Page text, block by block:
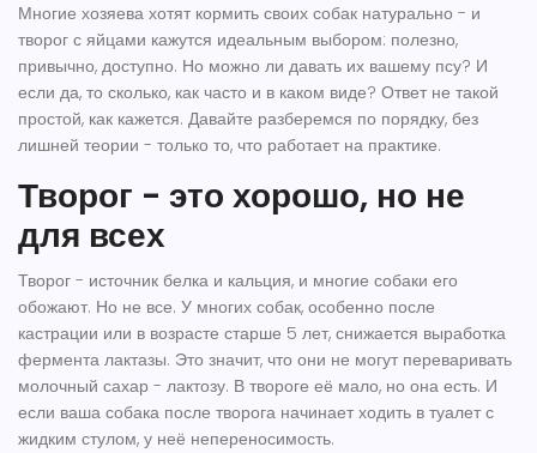
Многие хозяева хотят кормить своих собак натурально - и
творог с яйцами кажутся идеальным выбором: полезно,
привычно, доступно. Но можно ли давать их вашему псу? И
если да, то сколько, как часто и в каком виде? Ответ не такой
простой, как кажется. Давайте разберемся по порядку, без
лишней теории - только то, что работает на практике.
Творог - это хорошо, но не
для всех
Творог - источник белка и кальция, и многие собаки его
обожают. Но не все. У многих собак, особенно после
кастрации или в возрасте старше 5 лет, снижается выработка
фермента лактазы. Это значит, что они не могут переваривать
молочный сахар - лактозу. В твороге её мало, но она есть. И
если ваша собака после творога начинает ходить в туалет с
жидким стулом, у неё непереносимость.